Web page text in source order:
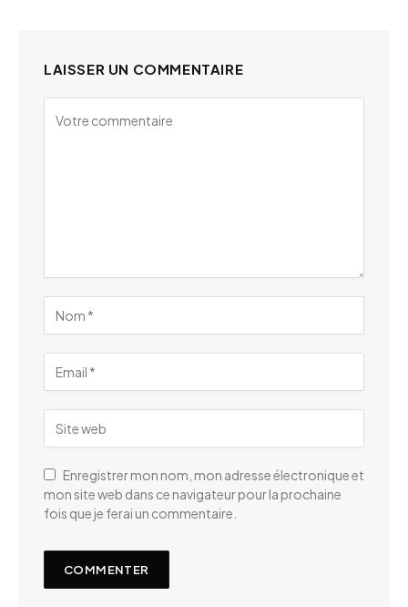
LAISSER UN COMMENTAIRE
Enregistrer mon nom, mon adresse électronique et
mon site web dans ce navigateur pour la prochaine
fois que je ferai un commentaire.